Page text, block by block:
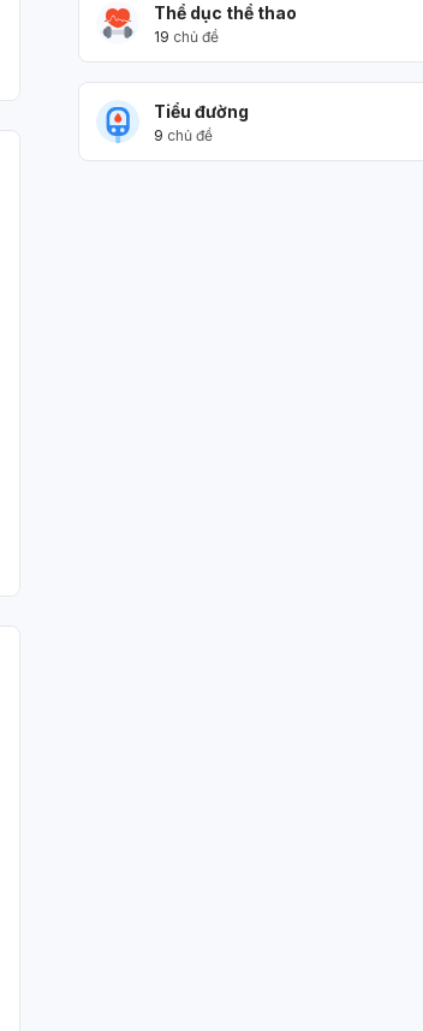
Thể dục thể thao
19 chủ đề
Tiểu đường
9 chủ đề